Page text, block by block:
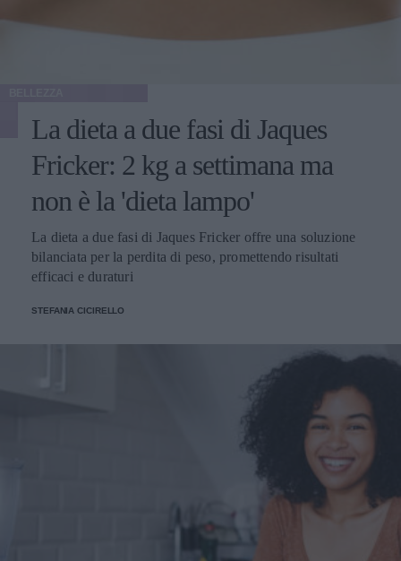
La dieta a due fasi di Jaques
Fricker: 2 kg a settimana ma
non è la 'dieta lampo'
La dieta a due fasi di Jaques Fricker offre una soluzione
bilanciata per la perdita di peso, promettendo risultati
efficaci e duraturi
STEFANIA CICIRELLO